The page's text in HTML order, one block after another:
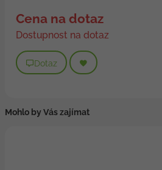
Cena na dotaz
Dostupnost na dotaz
Dotaz
Mohlo by Vás zajímat